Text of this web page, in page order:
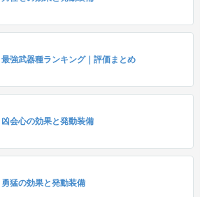
最強武器種ランキング｜評価まとめ
凶会心の効果と発動装備
勇猛の効果と発動装備